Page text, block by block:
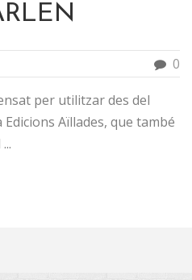
0
per utilitzar des del
Aïllades, que també